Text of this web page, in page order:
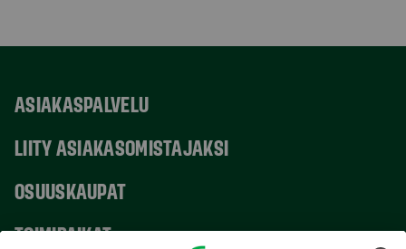
ASIAKASPALVELU
LIITY ASIAKASOMISTAJAKSI
OSUUSKAUPAT
TOIMIPAIKAT